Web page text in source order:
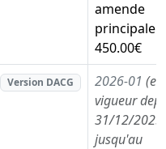
amende
principale :
450.00€
Version DACG 2026-01 (en
vigueur
31/12/2025,
jusqu'au